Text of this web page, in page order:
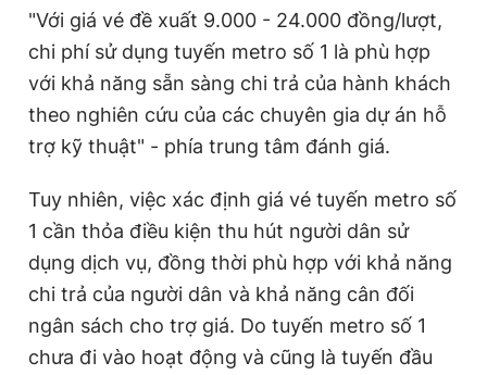
"Với giá vé đề xuất 9.000 - 24.000 đồng/lượt,
chi phí sử dụng tuyến metro số 1 là phù hợp
với khả năng sẵn sàng chi trả của hành khách
theo nghiên cứu của các chuyên gia dự án hỗ
trợ kỹ thuật" - phía trung tâm đánh giá.
Tuy nhiên, việc xác định giá vé tuyến metro số
1 cần thỏa điều kiện thu hút người dân sử
dụng dịch vụ, đồng thời phù hợp với khả năng
chi trả của người dân và khả năng cân đối
ngân sách cho trợ giá. Do tuyến metro số 1
chưa đi vào hoạt động và cũng là tuyến đầu